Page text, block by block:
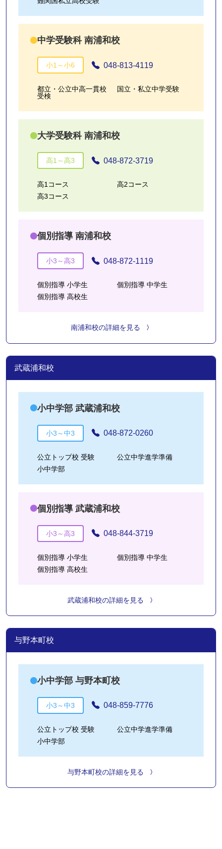
中学受験科 南浦和校
小1～小6 048-813-4119
都立・公立中高一貫校
受検
国立・私立中学受験
大学受験科 南浦和校
高1～高3 048-872-3719
高1コース
高2コース
高3コース
個別指導 南浦和校
小3～高3 048-872-1119
個別指導 小学生
個別指導 中学生
個別指導 高校生
南浦和校の詳細を見る
武蔵浦和校
小中学部 武蔵浦和校
小3～中3 048-872-0260
公立トップ校 受験
公立中学進学準備
小中学部
個別指導 武蔵浦和校
小3～高3 048-844-3719
個別指導 小学生
個別指導 中学生
個別指導 高校生
武蔵浦和校の詳細を見る
与野本町校
小中学部 与野本町校
小3～中3 048-859-7776
公立トップ校 受験
公立中学進学準備
小中学部
与野本町校の詳細を見る